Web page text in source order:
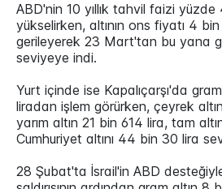
ABD'nin 10 yıllık tahvil faizi
yükselirken, altının ons fiyatı 4
gerileyerek 23 Mart'tan bu yana
seviyeye indi.
Yurt içinde ise Kapalıçarşı'da
liradan işlem görürken, çeyrek
yarım altın 21 bin 614 lira, tam
Cumhuriyet altını 44 bin 30 lira
28 Şubat'ta İsrail'in ABD